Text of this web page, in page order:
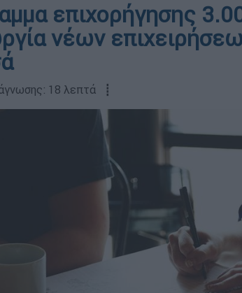
επιχορήγησης
νέων
18 λεπτά ┋